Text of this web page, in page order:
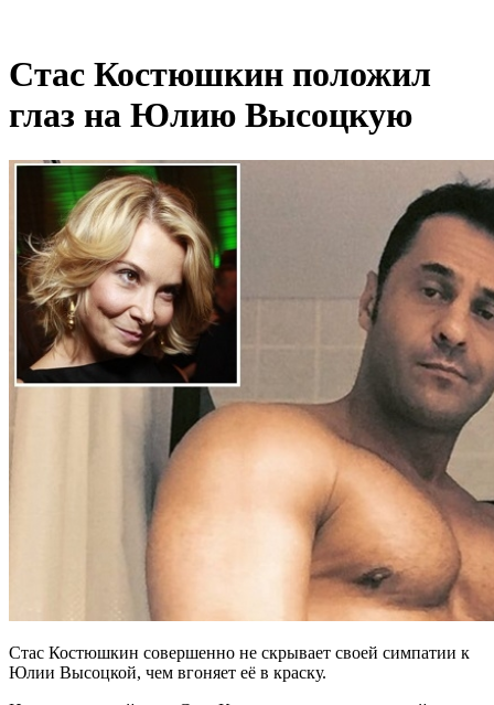
Стас Костюшкин положил
глаз на Юлию Высоцкую
Стас Костюшкин совершенно не скрывает своей симпатии к
Юлии Высоцкой, чем вгоняет её в краску.